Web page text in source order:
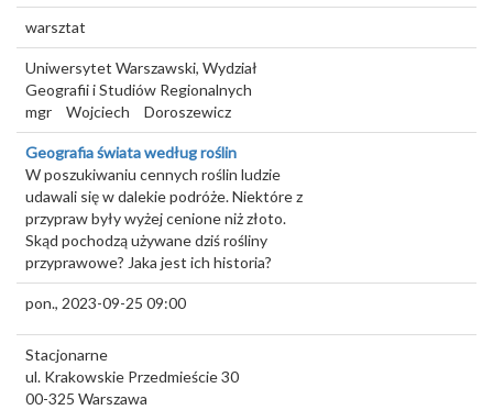
warsztat
Uniwersytet Warszawski, Wydział
Geografii i Studiów Regionalnych
mgr
Wojciech Doroszewicz
Geografia świata według roślin
W poszukiwaniu cennych roślin ludzie
udawali się w dalekie podróże. Niektóre z
przypraw były wyżej cenione niż złoto.
Skąd pochodzą używane dziś rośliny
przyprawowe? Jaka jest ich historia?
pon., 2023-09-25 09:00
Stacjonarne
ul. Krakowskie Przedmieście 30
00-325 Warszawa